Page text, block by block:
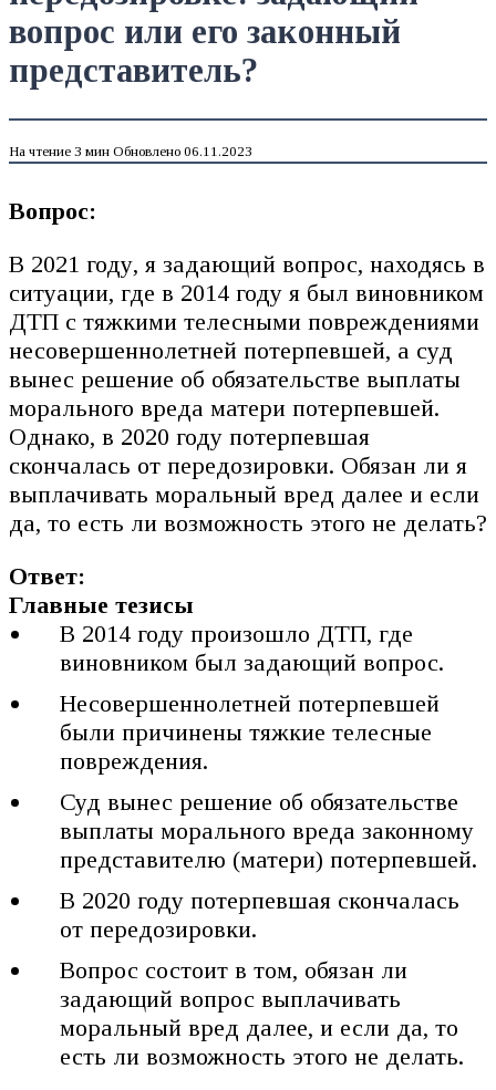
вопрос или его законный
представитель?
На чтение 3 мин Обновлено 06.11.2023
Вопрос:
В 2021 году, я задающий вопрос, находясь в
ситуации, где в 2014 году я был виновником
ДТП с тяжкими телесными повреждениями
несовершеннолетней потерпевшей, а суд
вынес решение об обязательстве выплаты
морального вреда матери потерпевшей.
Однако, в 2020 году потерпевшая
скончалась от передозировки. Обязан ли я
выплачивать моральный вред далее и если
да, то есть ли возможность этого не делать?
Ответ:
Главные тезисы
В 2014 году произошло ДТП, где
виновником был задающий вопрос.
Несовершеннолетней потерпевшей
были причинены тяжкие телесные
повреждения.
Суд вынес решение об обязательстве
выплаты морального вреда законному
представителю (матери) потерпевшей.
В 2020 году потерпевшая скончалась
от передозировки.
Вопрос состоит в том, обязан ли
задающий вопрос выплачивать
моральный вред далее, и если да, то
есть ли возможность этого не делать.